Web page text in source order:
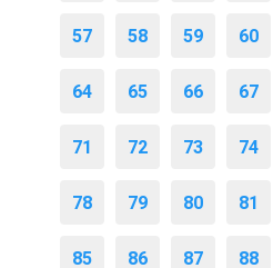
57 58 59 60
64 65 66 67
71 72 73 74
78 79 80 81
85 86 87 88